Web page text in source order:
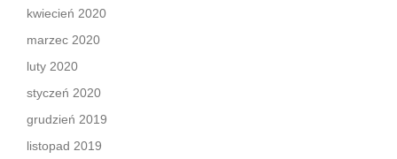
kwiecień 2020
marzec 2020
luty 2020
styczeń 2020
grudzień 2019
listopad 2019